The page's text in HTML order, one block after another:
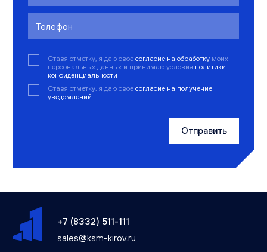
Ставя отметку, я даю свое согласие на обработку моих
персональных данных и принимаю условия политики
конфиденциальности
Ставя отметку, я даю свое согласие на получение
уведомлений
Отправить
+7 (8332) 511-111
sales@ksm-kirov.ru